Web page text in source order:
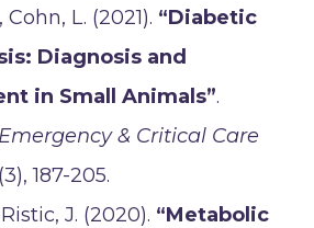
L. (2021). “Diabetic
Diagnosis and
in Small Animals”.
& Critical Care
187-205.
J. (2020). “Metabolic